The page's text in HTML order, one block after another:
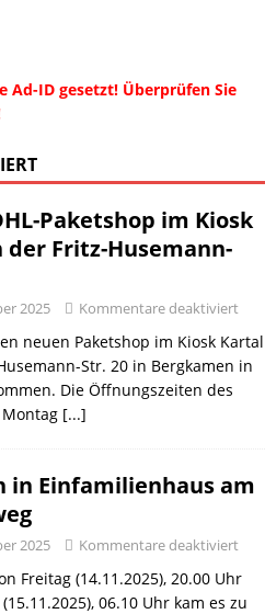
Ad-ID gesetzt! Überprüfen Sie
Paketshop im Kiosk
der Fritz-Husemann-
2025 Kommentare deaktiviert
neuen Paketshop im Kiosk Kartal
Str. 20 in Bergkamen in
Die Öffnungszeiten des
[...]
in Einfamilienhaus am
2025 Kommentare deaktiviert
Freitag (14.11.2025), 20.00 Uhr
06.10 Uhr kam es zu